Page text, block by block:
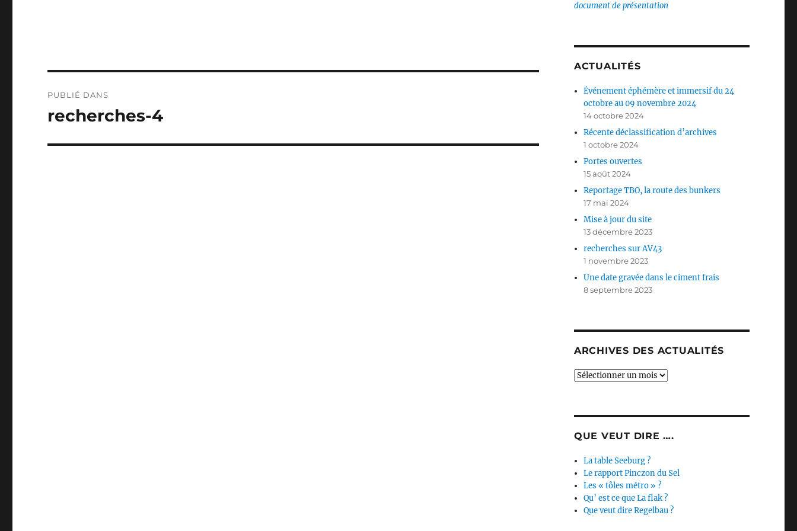
de
PUBLIÉ DANS
recherches-4
document de présentation
ACTUALITÉS
Événement éphémère et immersif du 24
octobre au 09 novembre 2024
14 octobre 2024
Récente déclassification d’archives
1 octobre 2024
Portes ouvertes
15 août 2024
Reportage TBO, la route des bunkers
17 mai 2024
Mise à jour du site
13 décembre 2023
recherches sur AV43
1 novembre 2023
Une date gravée dans le ciment frais
8 septembre 2023
ARCHIVES DES ACTUALITÉS
Archives
QUE VEUT DIRE ….
La table Seeburg ?
Le rapport Pinczon du Sel
Les « tôles métro » ?
Qu’ est ce que La flak ?
Que veut dire Regelbau ?